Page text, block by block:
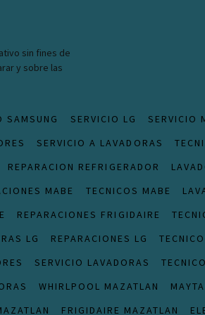
sin fines de
y sobre las
SAMSUNG SERVICIO LG SERVICIO
SERVICIO A LAVADORAS
REPARACION REFRIGERADOR
MABE TECNICOS MABE
REPARACIONES FRIGIDAIRE
LG REPARACIONES LG
SERVICIO LAVADORAS
WHIRLPOOL MAZATLAN
FRIGIDAIRE MAZATLAN